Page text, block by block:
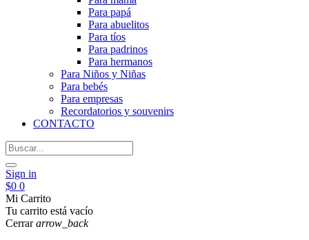
Para papá
Para abuelitos
Para tíos
Para padrinos
Para hermanos
Para Niños y Niñas
Para bebés
Para empresas
Recordatorios y souvenirs
CONTACTO
Sign in
$0 0
Mi Carrito
Tu carrito está vacío
Cerrararrow_back